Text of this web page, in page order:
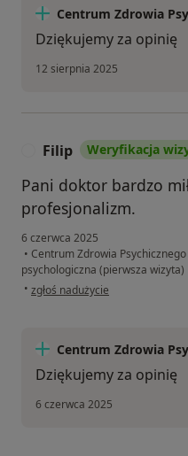
Centrum Zdrowia
Dziękujemy za opinię
12 sierpnia 2025
Filip Weryfikacja
Pani doktor bardzo
profesjonalizm.
6 czerwca 2025
• Centrum Zdrowia
psychologiczna (pierwsza wizyta)
• w opinii użytkownika Filip
zgłoś nadużycie
Centrum Zdrowia
Dziękujemy za opinię
6 czerwca 2025